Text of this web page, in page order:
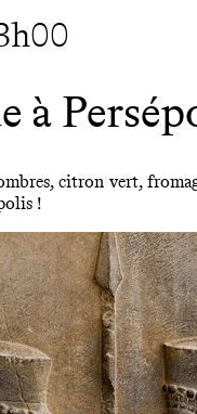
à
citron vert,
!